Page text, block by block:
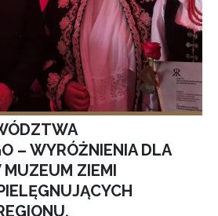
– WYRÓŻNIENIA DLA
MUZEUM ZIEMI